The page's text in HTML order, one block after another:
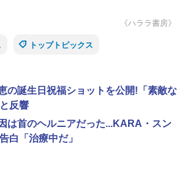
《ハララ書房》
トップトピックス
の誕生日祝福ショットを公開!「素敵な
反響
は首のヘルニアだった...KARA・スン
白「治療中だ」